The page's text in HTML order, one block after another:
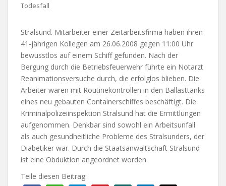
Todesfall
Stralsund. Mitarbeiter einer Zeitarbeitsfirma haben ihren
41-jährigen Kollegen am 26.06.2008 gegen 11:00 Uhr
bewusstlos auf einem Schiff gefunden. Nach der
Bergung durch die Betriebsfeuerwehr führte ein Notarzt
Reanimationsversuche durch, die erfolglos blieben. Die
Arbeiter waren mit Routinekontrollen in den Ballasttanks
eines neu gebauten Containerschiffes beschäftigt. Die
Kriminalpolizeiinspektion Stralsund hat die Ermittlungen
aufgenommen. Denkbar sind sowohl ein Arbeitsunfall
als auch gesundheitliche Probleme des Stralsunders, der
Diabetiker war. Durch die Staatsanwaltschaft Stralsund
ist eine Obduktion angeordnet worden.
Teile diesen Beitrag: